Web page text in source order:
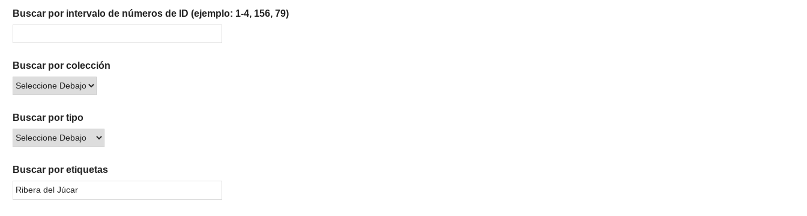
campo
específico":
Buscar por intervalo de números de ID (ejemplo: 1-4, 156, 79)
Buscar por colección
Buscar por tipo
Buscar por etiquetas